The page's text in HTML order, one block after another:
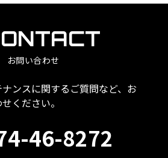
お問い合わせ
ンスに関するご質問など、お
ください。
46-8272